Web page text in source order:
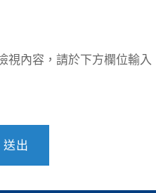
視內容，請於下方欄位輸入